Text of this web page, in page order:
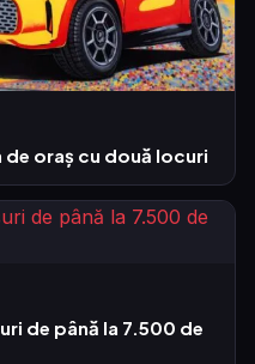
de oraș cu două locuri
de până la 7.500 de